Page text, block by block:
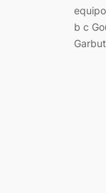
b c